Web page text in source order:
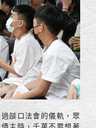
燄口法會的儀軌，眾
主時，千萬不要想著